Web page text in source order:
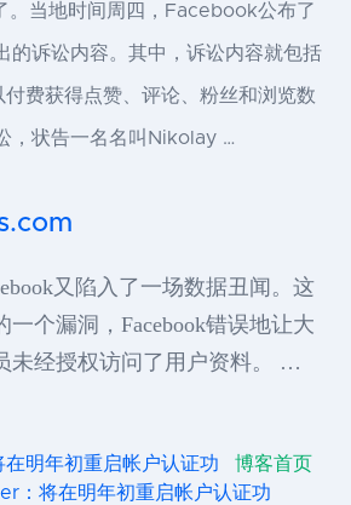
。当地时间周四，Facebook公布了
的诉讼内容。其中，诉讼内容就包括
费获得点赞、评论、粉丝和浏览数
，状告一名名叫Nikolay …
又陷入了一场数据丑闻。这
一个漏洞，Facebook错误地让大
未经授权访问了用户资料。 …
明年初重启帐户认证功
博客首页
：将在明年初重启帐户认证功